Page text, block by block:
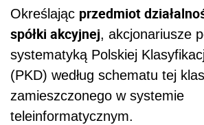
Określając przedmiot
spółki akcyjnej, akcjonariusze
systematyką Polskiej
(PKD) według schematu tej
zamieszczonego w systemie
teleinformatycznym.